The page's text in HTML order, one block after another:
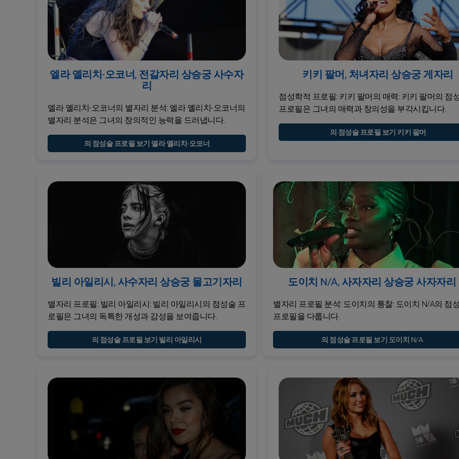
엘라 옐리치-오코너, 전갈자리 상승궁 사수자
리
엘라 옐리치-오코너의 별자리 분석: 엘라 옐리치-오코너의
별자리 분석은 그녀의 창의적인 능력을 드러냅니다.
의 점성술 프로필 보기 엘라 옐리치-오코너
키키 팔머, 처녀자리 상승궁 게자리
점성학적 프로필: 키키 팔머의 매력: 키키 팔머의 점
프로필은 그녀의 매력과 창의성을 부각시킵니다.
의 점성술 프로필 보기 키키 팔머
빌리 아일리시, 사수자리 상승궁 물고기자리
별자리 프로필: 빌리 아일리시: 빌리 아일리시의 점성술 프
로필은 그녀의 독특한 개성과 감성을 보여줍니다.
의 점성술 프로필 보기 빌리 아일리시
도이치 N/A, 사자자리 상승궁 사자자리
별자리 프로필 분석: 도이치의 통찰: 도이치 N/A의 점
프로필을 다룹니다.
의 점성술 프로필 보기 도이치 N/A